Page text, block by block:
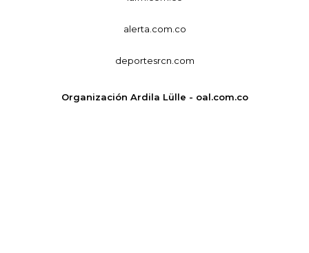
alerta.com.co
deportesrcn.com
Organización Ardila Lülle - oal.com.co